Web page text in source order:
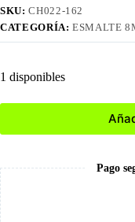
SKU:CH022-162
CATEGORÍA:ESMALTE
1 disponibles
Pago